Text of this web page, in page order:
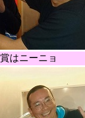
はニーニョ